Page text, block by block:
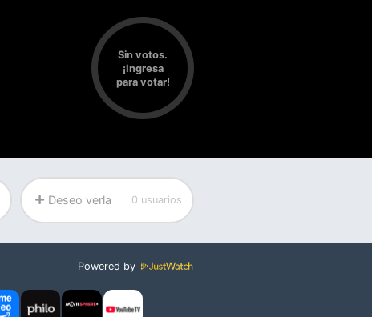
Sin votos.
¡Ingresa
para votar!
Deseo verla 0 usuarios
Powered by